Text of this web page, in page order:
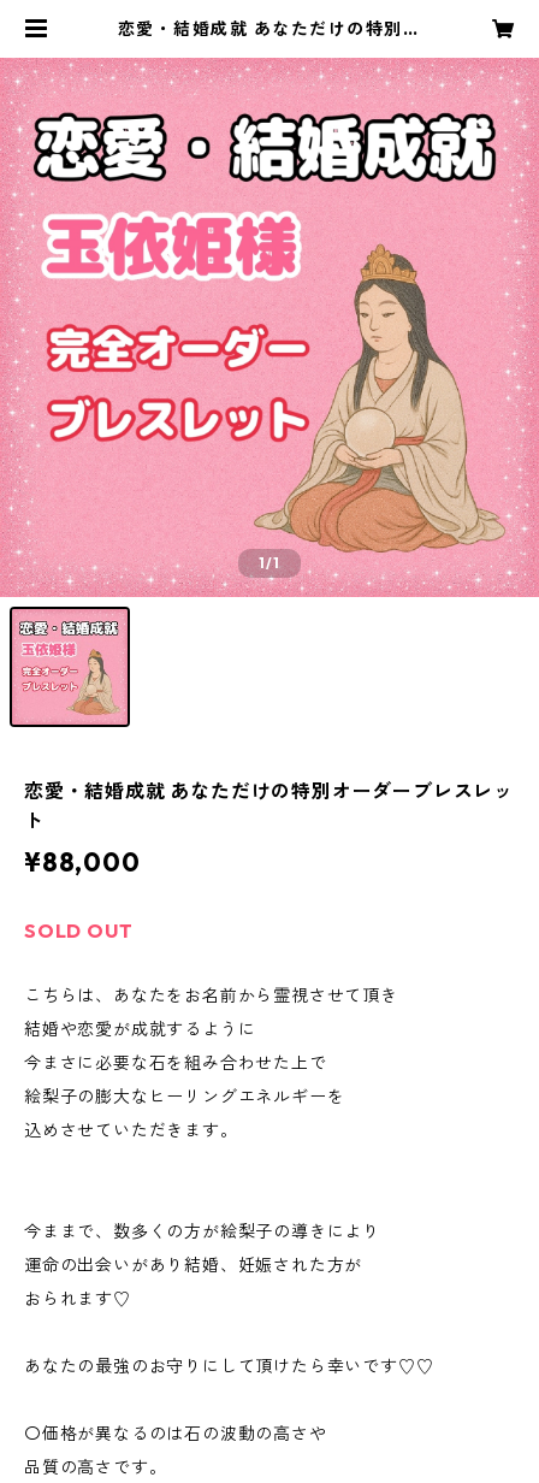
恋愛・結婚成就 あなただけの特別オ
ネットショップ
1/1
恋愛・結婚成就 あなただけの特別オーダーブレスレッ
ト
¥88,000
SOLD OUT
こちらは、あなたをお名前から霊視させて頂き
結婚や恋愛が成就するように
今まさに必要な石を組み合わせた上で
絵梨子の膨大なヒーリングエネルギーを
込めさせていただきます。
今ままで、数多くの方が絵梨子の導きにより
運命の出会いがあり結婚、妊娠された方が
おられます♡
あなたの最強のお守りにして頂けたら幸いです♡♡
〇価格が異なるのは石の波動の高さや
品質の高さです。